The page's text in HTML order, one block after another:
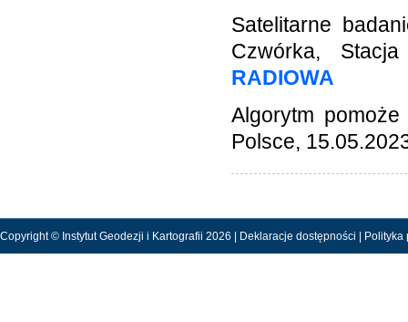
Satelitarne
Czwórka,
RADIOWA
Algorytm
Polsce,
Copyright © Instytut Geodezji i Kartografii 2026 | Deklaracje dostępności | Polityka